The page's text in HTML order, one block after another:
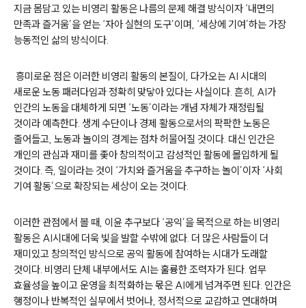
지금 몸담고 있는 비영리 활동은 나름의 문제 해결 방식이자 ‘내면의
만족과 즐거움’을 얻는 ‘자아 실현의 도구’이며, ‘세상에 기여’하는 가장
능동적인 삶의 방식이다.
흥미로운 점은 이러한 비영리 활동의 본질이, 다가오는 AI 시대의
새로운 노동 패러다임과 정확히 맞닿아 있다는 사실이다. 흔히, AI가
인간의 노동을 대체하게 되면 ‘노동’이라는 개념 자체가 재정립될
것이라 예측한다. 생계 수단이나 경제 활동으로서의 팍팍한 노동은
줄어들고, 노동과 놀이의 경계는 점차 허물어질 것이다. 대신 인간은
개인의 관심과 재미를 좇아 창의적이고 감성적인 활동에 몰입하게 될
것이다. 즉, 일이라는 것이 ‘가치와 즐거움을 추구하는 놀이’이자 ‘사회
기여 활동’으로 확장되는 세상이 오는 것이다.
이러한 관점에서 볼 때, 이윤 추구보다 ‘공익’을 목적으로 하는 비영리
활동은 AI시대에 더욱 빛을 발할 수밖에 없다. 더 많은 사람들이 더
재미있고 창의적인 방식으로 공익 활동에 참여하는 시대가 도래할
것이다. 비영리 단체 내부에서도 AI는 훌륭한 조력자가 된다. 업무
효율성을 높이고 운영을 최적화하는 몫은 AI에게 넘겨주면 된다. 인간은
행정이나 반복적인 실무에서 벗어나, 정서적으로 교감하고 연대하며